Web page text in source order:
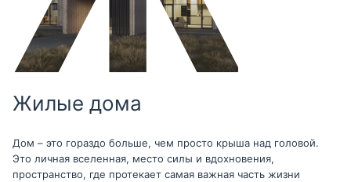
Жилые дома
Дом – это гораздо больше, чем просто крыша над головой.
Это личная вселенная, место силы и вдохновения,
пространство, где протекает самая важная часть жизни